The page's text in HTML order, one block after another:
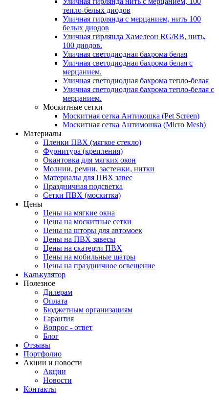
тепло-белых диодов
Уличная гирлянда с мерцанием, нить 100
белых диодов
Уличная гирлянда Хамелеон RG/RB, нить,
100 диодов.
Уличная светодиодная бахрома белая
Уличная светодиодная бахрома белая с
мерцанием.
Уличная светодиодная бахрома тепло-белая
Уличная светодиодная бахрома тепло-белая с
мерцанием.
Москитные сетки
Москитная сетка Антикошка (Pet Screen)
Москитная сетка Антимошка (Micro Mesh)
Материалы
Пленки ПВХ (мягкое стекло)
Фурнитура (крепления)
Окантовка для мягких окон
Молнии, ремни, застежки, нитки
Материалы для ПВХ завес
Праздничная подсветка
Сетки ПВХ (москитка)
Цены
Цены на мягкие окна
Цены на москитные сетки
Цены на шторы для автомоек
Цены на ПВХ завесы
Цены на скатерти ПВХ
Цены на мобильные шатры
Цены на праздничное освещение
Калькулятор
Полезное
Дилерам
Оплата
Бюджетным организациям
Гарантия
Вопрос - ответ
Блог
Отзывы
Портфолио
Акции и новости
Акции
Новости
Контакты